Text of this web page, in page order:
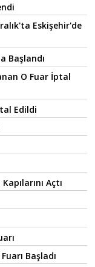
Eskişehir'de
Başlandı
O Fuar İptal
Edildi
Açtı
Başladı